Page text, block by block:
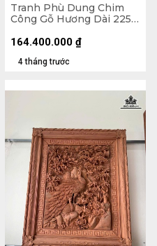
Tranh Phù Dung Chim
Công Gỗ Hương Dài 225
4 tháng trước
164.400.000 ₫